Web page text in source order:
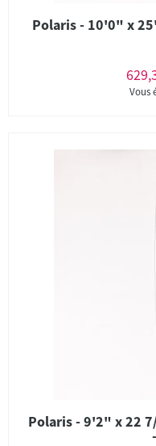
Polaris - 10'0" x
Vous
Polaris - 9'2" x 22